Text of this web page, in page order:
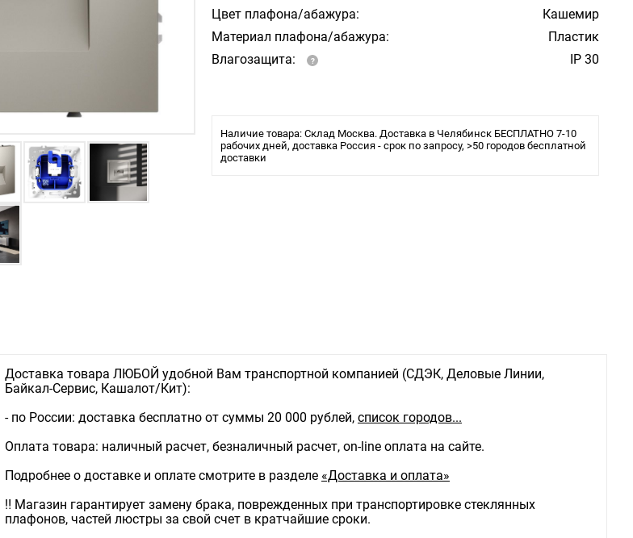
Цвет плафона/абажура:
Кашемир
Материал плафона/абажура:
Пластик
Влагозащита:
IP 30
Наличие товара: Склад Москва. Доставка в Челябинск БЕСПЛАТНО 7-10
рабочих дней, доставка Россия - срок по запросу, >50 городов бесплатной
доставки
Доставка товара ЛЮБОЙ удобной Вам транспортной компанией (СДЭК, Деловые Линии,
Байкал-Сервис, Кашалот/Кит):
- по России: доставка бесплатно от суммы 20 000 рублей, список городов...
Оплата товара: наличный расчет, безналичный расчет, on-line оплата на сайте.
Подробнее о доставке и оплате смотрите в разделе «Доставка и оплата»
‼️ Магазин гарантирует замену брака, поврежденных при транспортировке стеклянных
плафонов, частей люстры за свой счет в кратчайшие сроки.